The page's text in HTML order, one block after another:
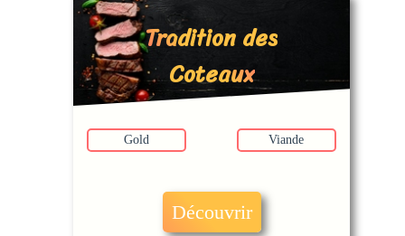
Tradition des
Coteaux
Gold Viande
Découvrir